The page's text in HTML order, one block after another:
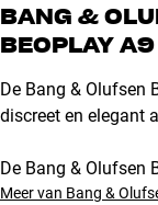
BANG &
BEOPLAY A9
De Bang & Olufsen
discreet en elegant
De Bang & Olufsen
Meer van Bang &